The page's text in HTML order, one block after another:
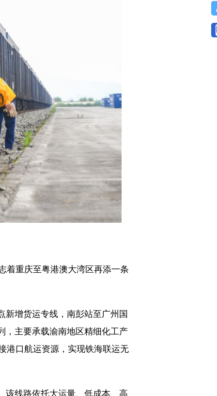
重庆至粤港澳大湾区再添一条
增货运专线，南彭站至广州国
，主要承载渝南地区精细化工产
港口航运资源，实现铁海联运无
线路依托大运量、低成本、高